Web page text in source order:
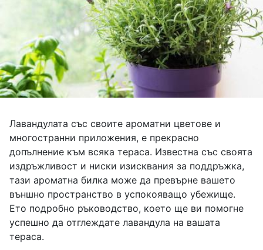
Лавандулата със своите ароматни цветове и
многостранни приложения, е прекрасно
допълнение към всяка тераса. Известна със своята
издръжливост и ниски изисквания за поддръжка,
тази ароматна билка може да превърне вашето
външно пространство в успокояващо убежище.
Ето подробно ръководство, което ще ви помогне
успешно да отглеждате лавандула на вашата
тераса.